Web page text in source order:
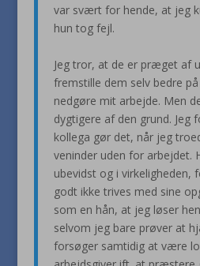
var svært for hende, at jeg
hun tog fejl.
Jeg tror, at de er præget af
fremstille dem selv bedre
nedgøre mit arbejde. Men
dygtigere af den grund. Jeg
kollega gør det, når jeg
veninder uden for arbejdet.
ubevidst og i virkeligheden,
godt ikke trives med sine
som en hån, at jeg løser
selvom jeg bare prøver at
forsøger samtidig at være